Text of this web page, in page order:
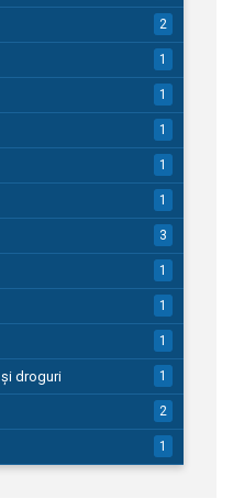
2
1
1
1
1
1
3
1
1
1
droguri 1
2
1